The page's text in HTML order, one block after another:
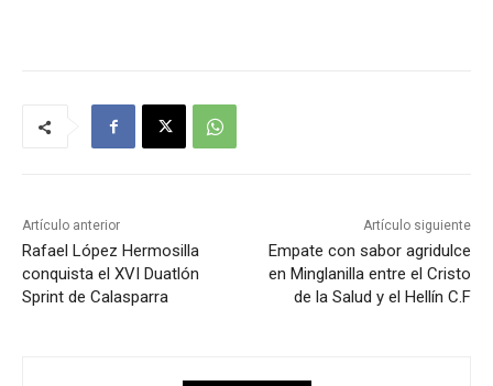
Artículo anterior
Rafael López Hermosilla
conquista el XVI Duatlón
Sprint de Calasparra
Artículo siguiente
Empate con sabor agridulce
en Minglanilla entre el Cristo
de la Salud y el Hellín C.F